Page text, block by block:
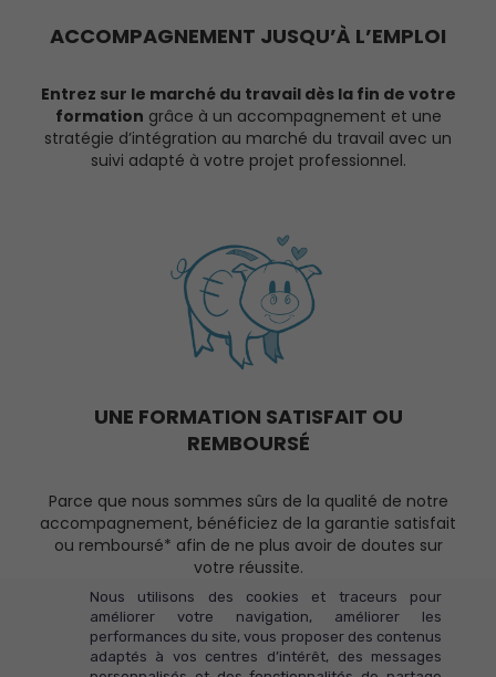
ACCOMPAGNEMENT JUSQU’À L’EMPLOI
Entrez sur le marché du travail dès la fin de votre
formation grâce à un accompagnement et une
stratégie d’intégration au marché du travail avec un
suivi adapté à votre projet professionnel.
UNE FORMATION SATISFAIT OU
REMBOURSÉ
Parce que nous sommes sûrs de la qualité de notre
accompagnement, bénéficiez de la garantie satisfait
ou remboursé* afin de ne plus avoir de doutes sur
votre réussite.
Nous utilisons des cookies et traceurs pour
améliorer votre navigation, améliorer les
performances du site, vous proposer des contenus
adaptés à vos centres d’intérêt, des messages